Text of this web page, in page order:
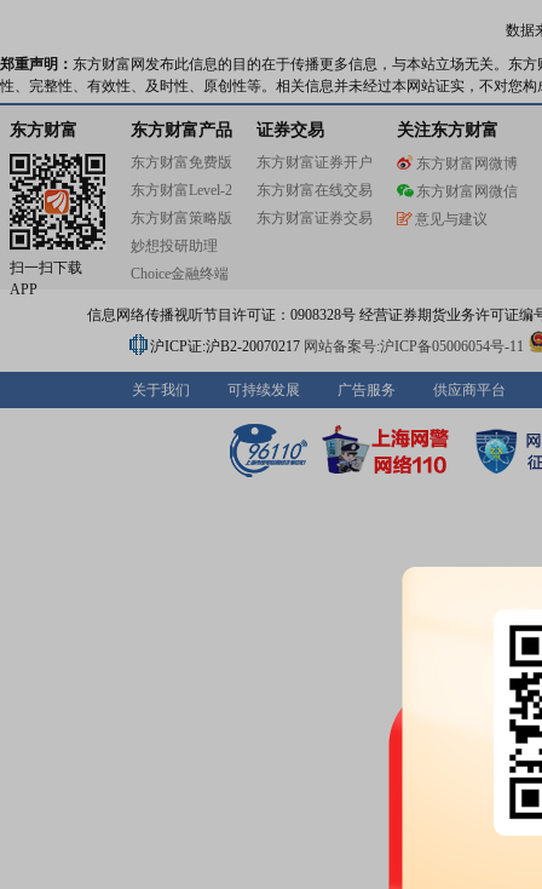
陕西美能清洁能源集
2026年5月21日、2026年6月8
2026年第一次临时股东会,均审
并将募集资金用于收购上海立成
以人民币7,395.78万元交易对价
称“美能投资”)持有的上海美能立
立成”)90%股权。
2026-06-24
户，比上期增加224户
2026-06-23
公告：2026年06月23日发布《
营业执照的公告》
2026年06月17日发布《
公司股份计划实施完成暨其与
2026年06月15日公
数据
郑重声明： 东方财富网发布此信息的目的在于传播更多信息，与本站立场无关。东
性、完整性、有效性、及时性、原创性等。相关信息并未经过本网站证实，不对您
东方财富
扫一扫下载
APP
东方财富产品
东方财富免费版
东方财富Level-2
东方财富策略版
妙想投研助理
Choice金融终端
证券交易
东方财富证券开户
东方财富在线交易
东方财富证券交易
关注东方财富
东方财富网微博
东方财富网微信
意见与建议
信息网络传播视听节目许可证：0908328号 经营证券期货业务许可证编
沪ICP证:沪B2-20070217 网站备案号:沪ICP备05006054号-11
关于我们 可持续发展 广告服务 供应商平台